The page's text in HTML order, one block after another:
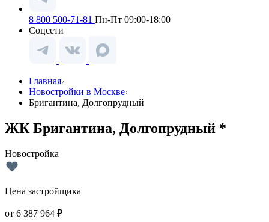
8 800 500-71-81 Пн-Пт 09:00-18:00
Соцсети
Главная
Новостройки в Москве
Бригантина, Долгопрудный
ЖК Бригантина, Долгопрудный *
Новостройка
Цена застройщика
от 6 387 964 ₽